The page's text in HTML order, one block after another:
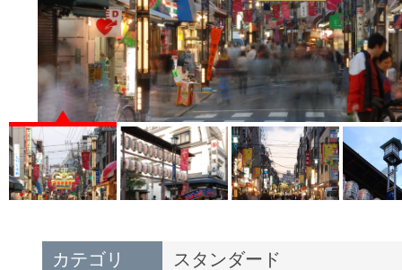
カテゴリ スタンダード